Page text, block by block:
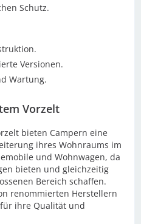
Schutz.
Versionen.
Wartung.
Vorzelt
bieten Campern eine
ihres Wohnraums im
und Wohnwagen, da
bieten und gleichzeitig
Bereich schaffen.
renommierten Herstellern
ihre Qualität und